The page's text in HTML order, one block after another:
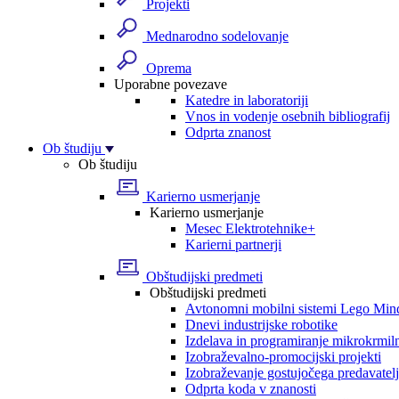
Projekti
Mednarodno sodelovanje
Oprema
Uporabne povezave
Katedre in laboratoriji
Vnos in vodenje osebnih bibliografij
Odprta znanost
Ob študiju
Ob študiju
Karierno usmerjanje
Karierno usmerjanje
Mesec Elektrotehnike+
Karierni partnerji
Obštudijski predmeti
Obštudijski predmeti
Avtonomni mobilni sistemi Lego
Dnevi industrijske robotike
Izdelava in programiranje
Izobraževalno-promocijski projekti
Izobraževanje gostujočega
Odprta koda v znanosti